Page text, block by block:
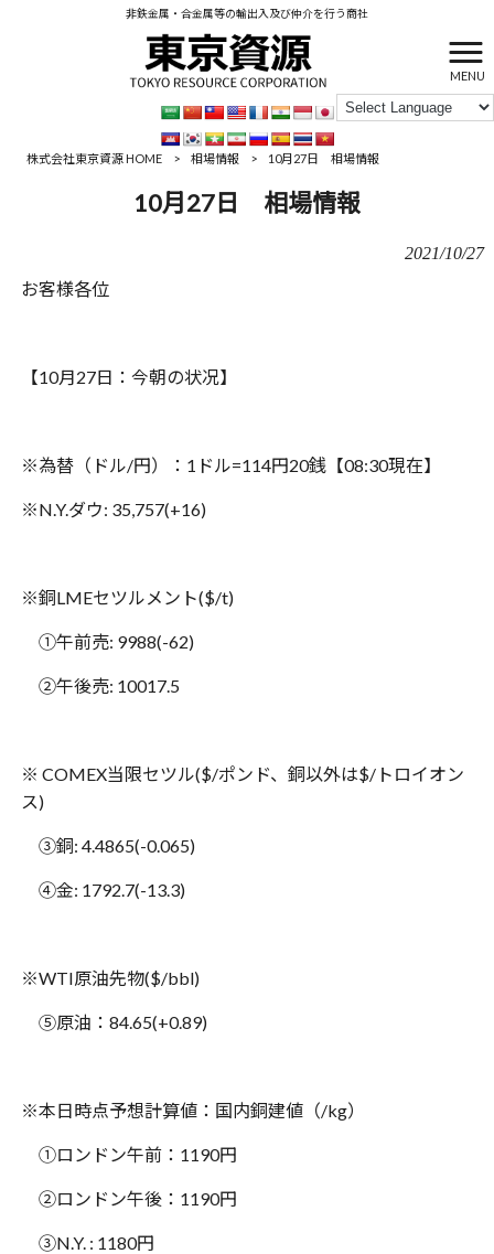
非鉄金属・合金属等の輸出入及び仲介を行う商社
MENU
株式会社東京資源 HOME > 相場情報 > 10月27日 相場情報
10月27日 相場情報
2021/10/27
お客様各位
【10月27日：‪今朝の状况】
※為替（ドル/円）： 1 ドル=114円20銭【‪‪08:30現在】
※N.Y.ダウ: 35,757(+16)
※銅LMEセツルメント($/t)
①午前売: 9988(-62)
②午後売: 10017.5
※ COMEX当限セツル($/ポンド、銅以外は$/トロイオン
ス)
③銅: 4.4865(-0.065)
④金: 1792.7(-13.3)
※WTI原油先物($/bbl)
⑤原油： 84.65(+0.89)
※本日時点予想計算値：国内銅建値（/kg）
①ロンドン午前： 1190円
②ロンドン午後： 1190円
③N.Y. : 1180円